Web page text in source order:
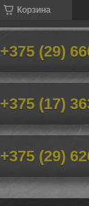
Корзина
+375 (29)
+375 (17)
+375 (29)